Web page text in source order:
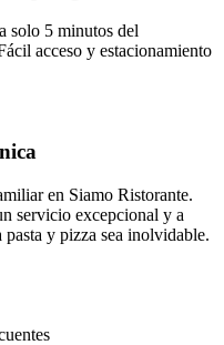
solo 5 minutos del
acceso y estacionamiento
en Siamo Ristorante.
servicio excepcional y a
pasta y pizza sea inolvidable.